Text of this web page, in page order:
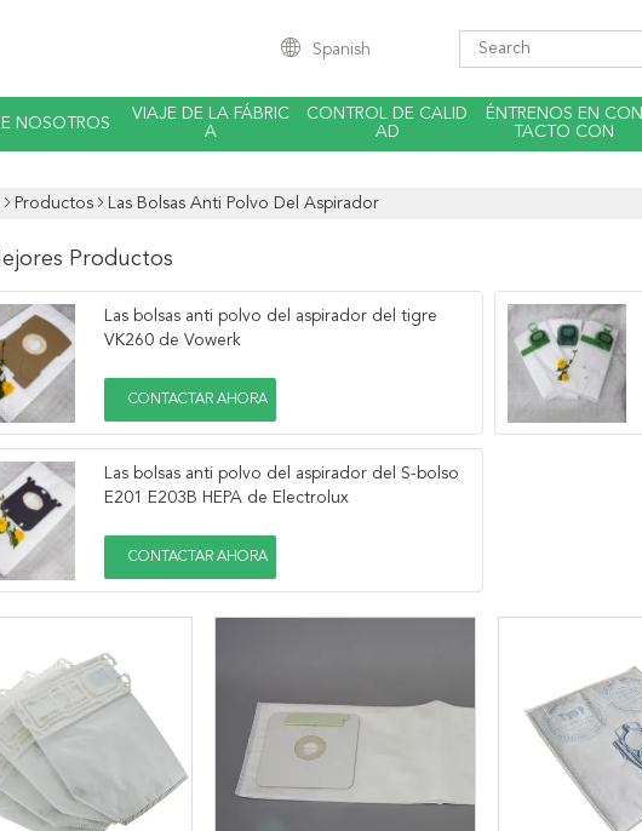
Spanish
NOSOTROS
VIAJE DE LA FÁBRIC
A
CONTROL DE CALID
AD
ÉNTRENOS EN CON
TACTO CON
Productos Las Bolsas Anti Polvo Del Aspirador
Productos
Las bolsas anti polvo del aspirador del tigre
VK260 de Vowerk
CONTACTAR AHORA
Las bolsas anti polvo del aspirador del S-bolso
E201 E203B HEPA de Electrolux
CONTACTAR AHORA